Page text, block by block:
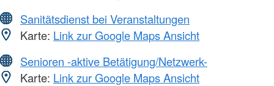
Sanitätsdienst bei Veranstaltungen
Karte: Link zur Google Maps Ansicht
Senioren -aktive Betätigung/Netzwerk-
Karte: Link zur Google Maps Ansicht